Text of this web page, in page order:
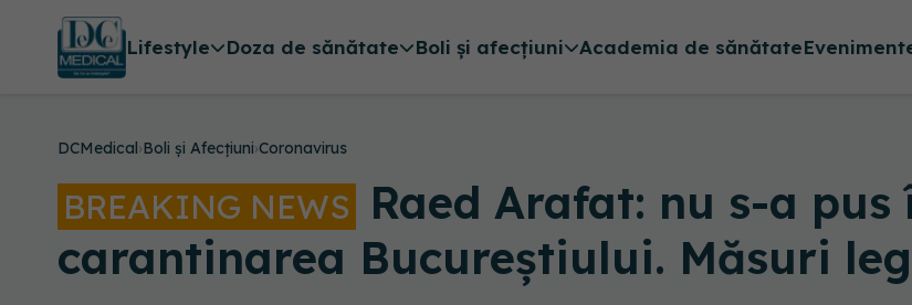
Lifestyle Doza de sănătate Boli și afecțiuni Academia de sănătate
DCMedical›Boli și Afecțiuni›Coronavirus
BREAKING NEWS
Raed Arafat: nu s-a pus
carantinarea Bucureștiului. Măsuri